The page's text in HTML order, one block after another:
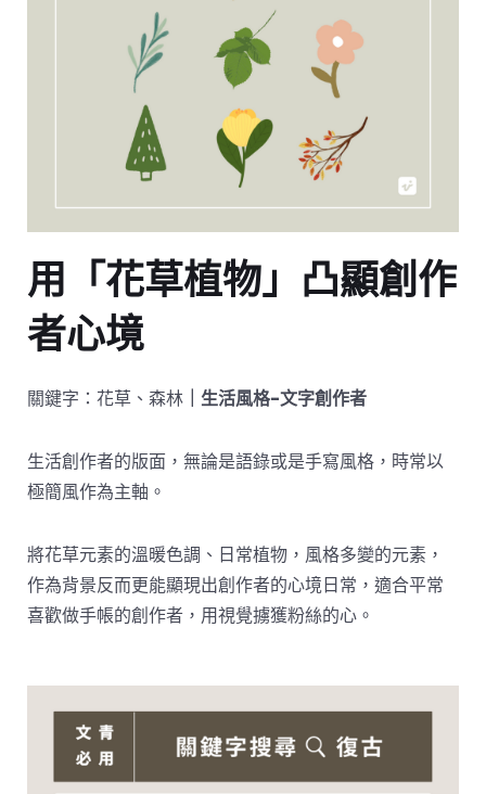
用「花草植物」凸顯創作
者心境
關鍵字：花草、森林 ｜生活風格-文字創作者
生活創作者的版面，無論是語錄或是手寫風格，時常以
極簡風作為主軸。
將花草元素的溫暖色調、日常植物，風格多變的元素，
作為背景反而更能顯現出創作者的心境日常，適合平常
喜歡做手帳的創作者，用視覺擄獲粉絲的心。